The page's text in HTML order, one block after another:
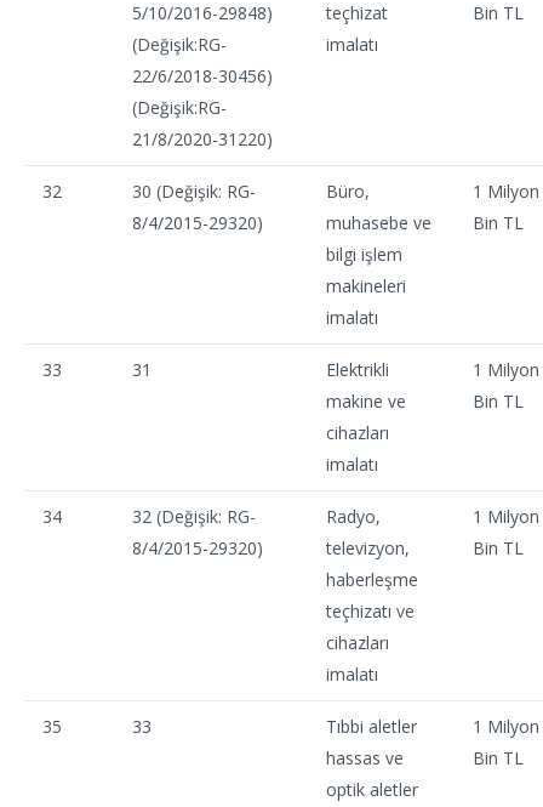
5/10/2016-29848)
(Değişik:RG-
22/6/2018-30456)
(Değişik:RG-
21/8/2020-31220)
teçhizat
imalatı
Bin TL
32
30 (Değişik: RG-
8/4/2015-29320)
Büro,
muhasebe ve
bilgi işlem
makineleri
imalatı
1
Bin TL
33 31
Elektrikli
makine ve
cihazları
imalatı
1
Bin TL
34
32 (Değişik: RG-
8/4/2015-29320)
Radyo,
televizyon,
haberleşme
teçhizatı ve
cihazları
imalatı
1
Bin TL
35 33
Tıbbi aletler
hassas ve
optik aletler
1
Bin TL